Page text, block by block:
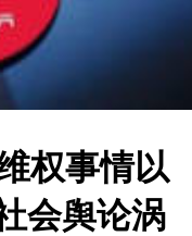
权事情以
会舆论涡